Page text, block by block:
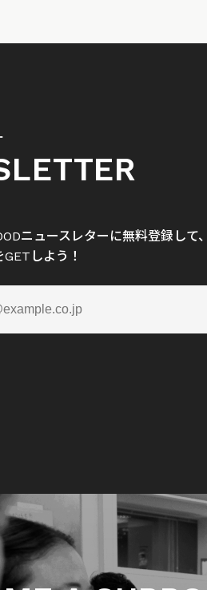
ニュースレターに無料登録して
しよう！